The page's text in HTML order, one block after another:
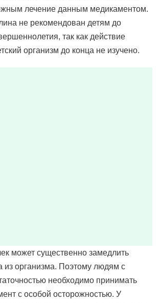
лечение данным медикаментом.
не рекомендован детям до
так как действие
организм до конца не изучено.
может существенно замедлить
из организма. Поэтому людям с
необходимо принимать
с особой осторожностью. У